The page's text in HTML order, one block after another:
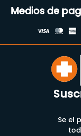
Medios de
Se el